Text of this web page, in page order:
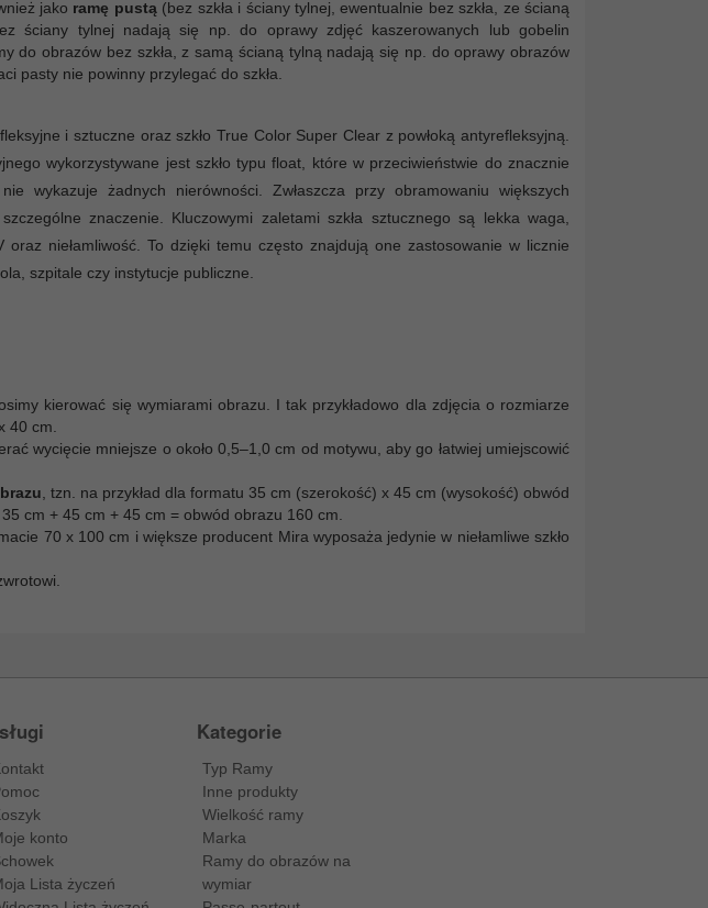
jako ramę pustą (bez szkła i ściany tylnej, ewentualnie bez szkła, ze ścianą
ściany tylnej nadają się np. do oprawy zdjęć kaszerowanych lub gobelin
do obrazów bez szkła, z samą ścianą tylną nadają się np. do oprawy obrazów
pasty nie powinny przylegać do szkła.
i sztuczne oraz szkło True Color Super Clear z powłoką antyrefleksyjną.
wykorzystywane jest szkło typu float, które w przeciwieństwie do znacznie
wykazuje żadnych nierówności. Zwłaszcza przy obramowaniu większych
znaczenie. Kluczowymi zaletami szkła sztucznego są lekka waga,
niełamliwość. To dzięki temu często znajdują one zastosowanie w licznie
szpitale czy instytucje publiczne.
kierować się wymiarami obrazu. I tak przykładowo dla zdjęcia o rozmiarze
40 cm.
wycięcie mniejsze o około 0,5–1,0 cm od motywu, aby go łatwiej umiejscowić
, tzn. na przykład dla formatu 35 cm (szerokość) x 45 cm (wysokość) obwód
cm + 45 cm + 45 cm = obwód obrazu 160 cm.
70 x 100 cm i większe producent Mira wyposaża jedynie w niełamliwe szkło
konto
Lista życzeń
Kategorie
Typ Ramy
Inne produkty
Wielkość ramy
Marka
Ramy do obrazów na
wymiar